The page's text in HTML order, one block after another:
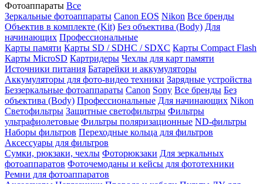
Фотоаппараты Все
Зеркальные фотоаппараты Canon EOS Nikon Все бренды
Объектив в комплекте (Kit) Без объектива (Body) Для
начинающих Профессиональные
Карты памяти Карты SD / SDHC / SDXC Карты Compact Flash
Карты MicroSD Картридеры Чехлы для карт памяти
Источники питания Батарейки и аккумуляторы
Аккумуляторы для фото-видео техники Зарядные устройства
Беззеркальные фотоаппараты Canon Sony Все бренды Без
объектива (Body) Профессиональные Для начинающих Nikon
Светофильтры Защитные светофильтры Фильтры
ультрафиолетовые Фильтры поляризационные ND-фильтры
Наборы фильтров Переходные кольца для фильтров
Аксессуары для фильтров
Сумки, рюкзаки, чехлы Фоторюкзаки Для зеркальных
фотоаппаратов Фоточемоданы и кейсы для фототехники
Ремни для фотоаппаратов